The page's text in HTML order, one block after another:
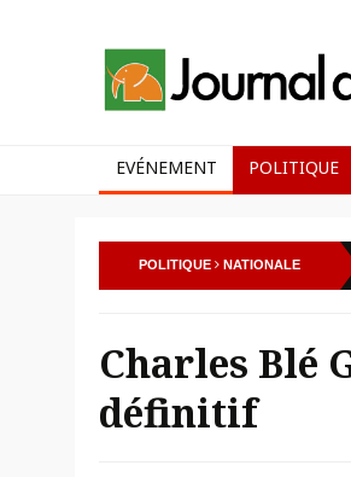
EVÉNEMENT POLITIQUE
POLITIQUE NATIONALE
Charles Blé
définitif